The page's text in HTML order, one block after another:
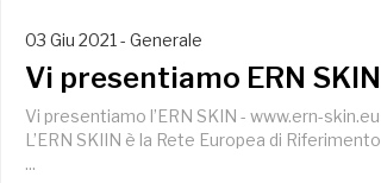
03 Giu 2021 - Generale
Vi presentiamo ERN SKIN
Vi presentiamo l’ERN SKIN - www.ern-skin.eu
L’ERN SKIIN è la Rete Europea di Riferimento
...